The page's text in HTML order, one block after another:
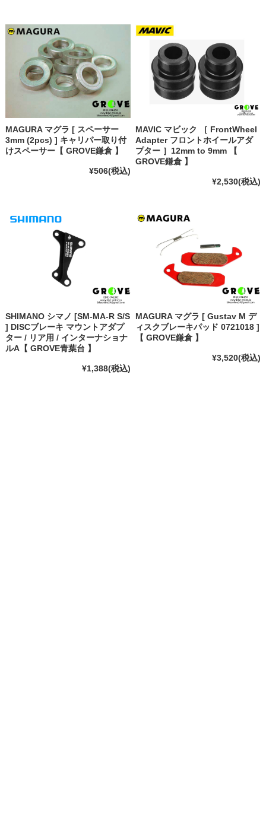
MAGURA マグラ [ スペーサー
3mm (2pcs) ] キャリパー取り付
けスペーサー【 GROVE鎌倉 】
¥506(税込)
MAVIC マビック ［ FrontWheel
Adapter フロントホイールアダ
プター ］12mm to 9mm 【
GROVE鎌倉 】
¥2,530(税込)
SHIMANO シマノ [SM-MA-R S/S
] DISCブレーキ マウントアダプ
ター / リア用 / インターナショナ
ルA【 GROVE青葉台 】
¥1,388(税込)
MAGURA マグラ [ Gustav M デ
ィスクブレーキパッド 0721018 ]
【 GROVE鎌倉 】
¥3,520(税込)